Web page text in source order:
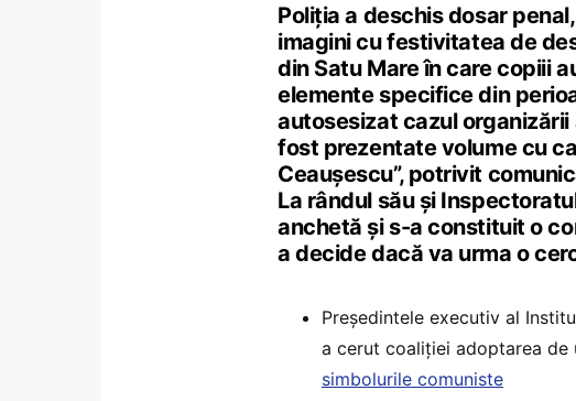
Poliția a deschis dosar
imagini cu festivitatea de
din Satu Mare în care copiii
elemente specifice din
autosesizat cazul
fost prezentate volume cu
Ceaușescu”, potrivit
La rândul său și
anchetă și s-a constituit o
a decide dacă va urma o
Preşedintele executiv al
a cerut coaliţiei adoptarea de
simbolurile comuniste